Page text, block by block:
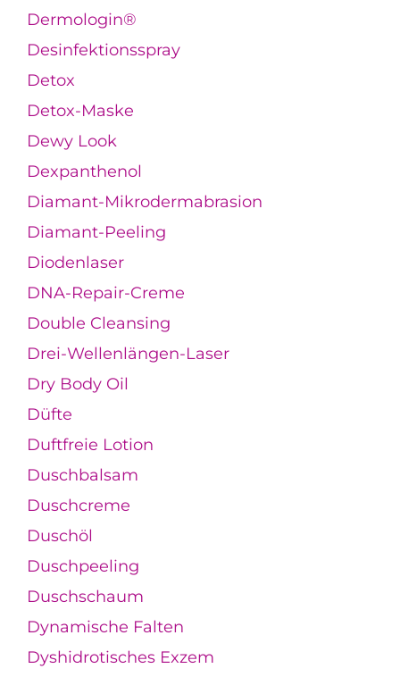
Dermologin®
Desinfektionsspray
Detox
Detox-Maske
Dewy Look
Dexpanthenol
Diamant-Mikrodermabrasion
Diamant-Peeling
Diodenlaser
DNA-Repair-Creme
Double Cleansing
Drei-Wellenlängen-Laser
Dry Body Oil
Düfte
Duftfreie Lotion
Duschbalsam
Duschcreme
Duschöl
Duschpeeling
Duschschaum
Dynamische Falten
Dyshidrotisches Exzem